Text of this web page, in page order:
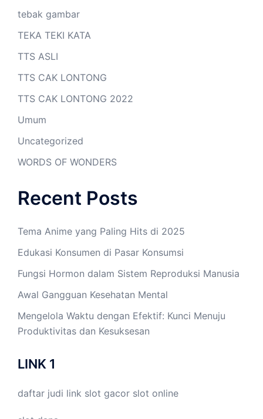
tebak gambar
TEKA TEKI KATA
TTS ASLI
TTS CAK LONTONG
TTS CAK LONTONG 2022
Umum
Uncategorized
WORDS OF WONDERS
Recent Posts
Tema Anime yang Paling Hits di 2025
Edukasi Konsumen di Pasar Konsumsi
Fungsi Hormon dalam Sistem Reproduksi Manusia
Awal Gangguan Kesehatan Mental
Mengelola Waktu dengan Efektif: Kunci Menuju
Produktivitas dan Kesuksesan
LINK 1
daftar judi link slot gacor slot online